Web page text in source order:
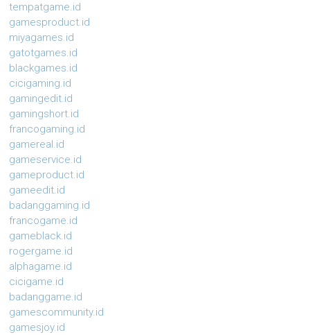
tempatgame.id
gamesproduct.id
miyagames.id
gatotgames.id
blackgames.id
cicigaming.id
gamingedit.id
gamingshort.id
francogaming.id
gamereal.id
gameservice.id
gameproduct.id
gameedit.id
badanggaming.id
francogame.id
gameblack.id
rogergame.id
alphagame.id
cicigame.id
badanggame.id
gamescommunity.id
gamesjoy.id